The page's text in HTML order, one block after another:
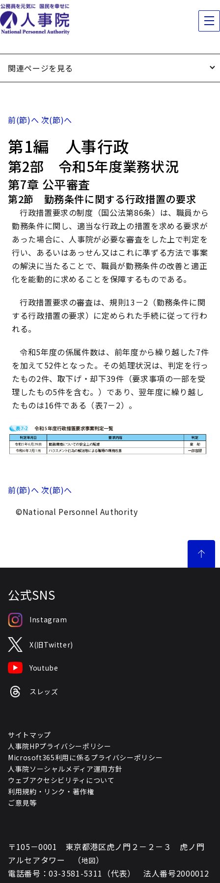
関連ページを見る
前(節)へ 次(節)へ
第1編 人事行政
第2部 令和5年度業務状況
第7章 公平審査
第2節 勤務条件に関する行政措置の要求
行政措置要求の制度（国公法第86条）は、職員から
勤務条件に関し、適当な行政上の措置を求める要求が
あった場合に、人事院が必要な審査をした上で判定を
行い、あるいはあっせん又はこれに準ずる方法で事案
の解決に当たることで、職員が勤務条件の改善と適正
化を能動的に求めることを保障するものである。
行政措置要求の審査は、規則13－2（勤務条件に関
する行政措置の要求）に定められた手続に従って行わ
れる。
令和5年度の係属件数は、前年度から繰り越した7件
を加えて52件となった。その処理状況は、判定を行っ
たもの2件、取下げ・却下39件（要求事項の一部を受
理したもの5件を含む。）であり、翌年度に繰り越し
たものは16件である（表7－2）。
前(節)へ 次(節)へ
©National Personnel Authority
公式SNS
Instagram
X(旧Twitter)
Youtube
スレッズ
サイトマップ
人事院HPプライバシーポリシー
Microsoft365利用に係るプライバシーポリシー
人事院ソーシャルメディア運用方針
ウェブアクセシビリティについて
利用規約・リンク・著作権
ご意見等
〒105－0001 東京都港区虎ノ門２－２－３ 虎ノ門
アルセアタワー （地図）
電話番号：03-3581-5311（代表） 法人番号2000012